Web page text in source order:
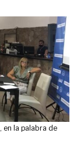
en la palabra de